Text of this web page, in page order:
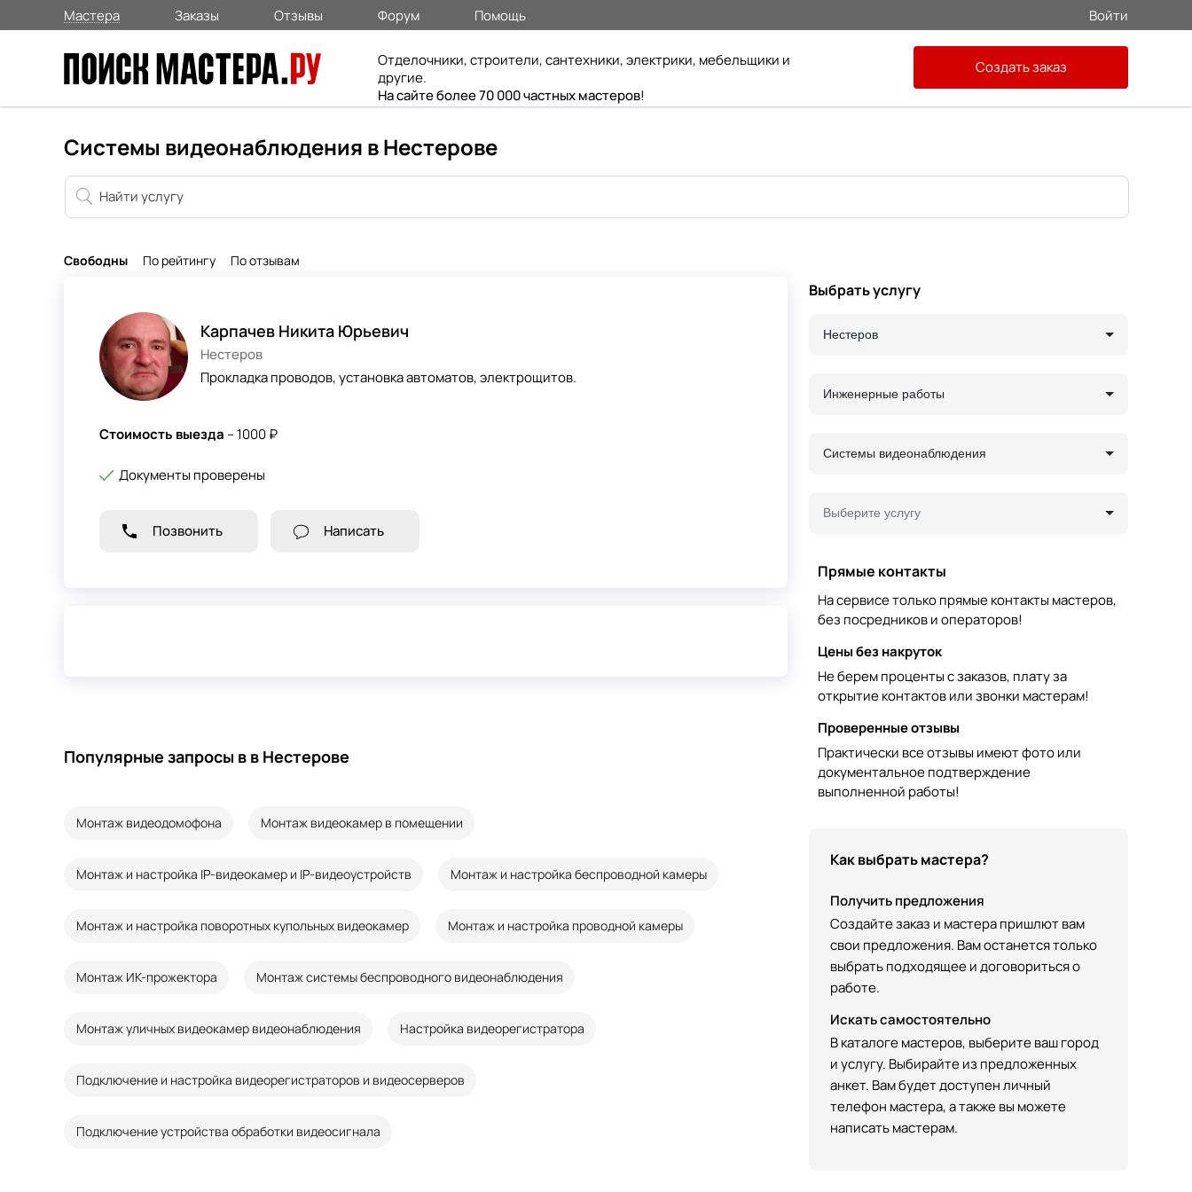
Мастера Заказы Отзывы Форум Помощь Войти
Отделочники, строители, сантехники, электрики, мебельщики и
другие.
На сайте более 70 000 частных мастеров!
Создать заказ
Системы видеонаблюдения в Нестерове
Свободны По рейтингу По отзывам
Карпачев Никита Юрьевич
Нестеров
Прокладка проводов, установка автоматов, электрощитов.
Стоимость выезда – 1000 ₽
Документы проверены
Позвонить Написать
Популярные запросы в в Нестерове
Монтаж видеодомофона Монтаж видеокамер в помещении
Монтаж и настройка IP-видеокамер и IP-видеоустройств Монтаж и настройка беспроводной камеры
Монтаж и настройка поворотных купольных видеокамер Монтаж и настройка проводной камеры
Монтаж ИК-прожектора Монтаж системы беспроводного видеонаблюдения
Монтаж уличных видеокамер видеонаблюдения Настройка видеорегистратора
Подключение и настройка видеорегистраторов и видеосерверов
Подключение устройства обработки видеосигнала
Выбрать услугу
Нестеров
Инженерные работы
Системы видеонаблюдения
Выберите услугу
Прямые контакты
На сервисе только прямые контакты мастеров,
без посредников и операторов!
Цены без накруток
Не берем проценты с заказов, плату за
открытие контактов или звонки мастерам!
Проверенные отзывы
Практически все отзывы имеют фото или
документальное подтверждение
выполненной работы!
Как выбрать мастера?
Получить предложения
Создайте заказ и мастера пришлют вам
свои предложения. Вам останется только
выбрать подходящее и договориться о
работе.
Искать самостоятельно
В каталоге мастеров, выберите ваш город
и услугу. Выбирайте из предложенных
анкет. Вам будет доступен личный
телефон мастера, а также вы можете
написать мастерам.